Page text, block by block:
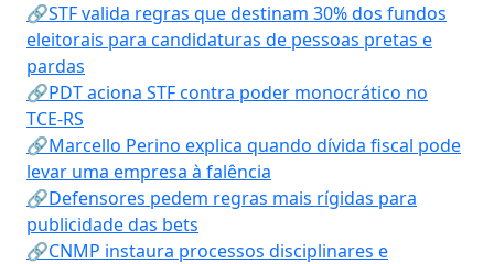
🔗STF valida regras que destinam 30% dos fundos
eleitorais para candidaturas de pessoas pretas e
pardas
🔗PDT aciona STF contra poder monocrático no
TCE-RS
🔗Marcello Perino explica quando dívida fiscal pode
levar uma empresa à falência
🔗Defensores pedem regras mais rígidas para
publicidade das bets
🔗CNMP instaura processos disciplinares e